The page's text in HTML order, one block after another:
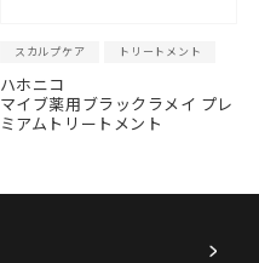
スカルプケア トリートメント
ハホニコ
マイブ薬用ブラックラメイ プレ
ミアムトリートメント